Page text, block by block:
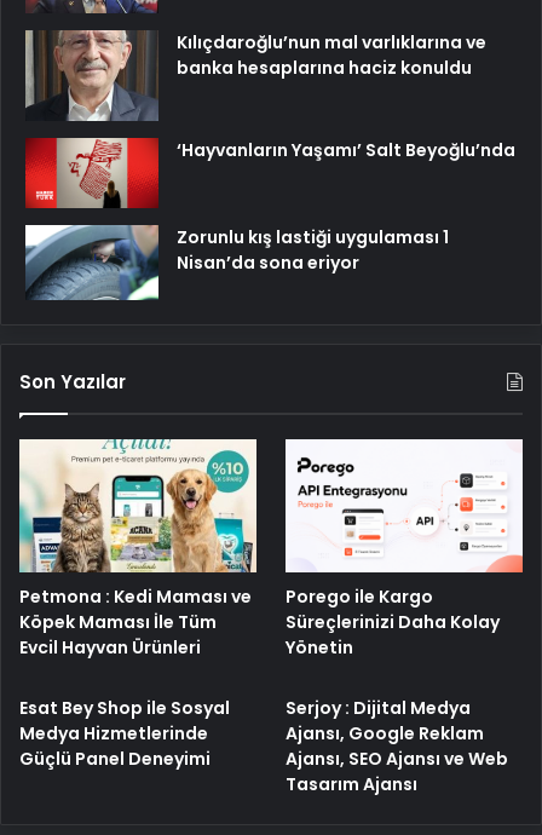
Kılıçdaroğlu’nun mal varlıklarına ve
banka hesaplarına haciz konuldu
‘Hayvanların Yaşamı’ Salt Beyoğlu’nda
Zorunlu kış lastiği uygulaması 1
Nisan’da sona eriyor
Son Yazılar
Petmona : Kedi Maması ve
Köpek Maması İle Tüm
Evcil Hayvan Ürünleri
Porego ile Kargo
Süreçlerinizi Daha Kolay
Yönetin
Esat Bey Shop ile Sosyal
Medya Hizmetlerinde
Güçlü Panel Deneyimi
Serjoy : Dijital Medya
Ajansı, Google Reklam
Ajansı, SEO Ajansı ve Web
Tasarım Ajansı